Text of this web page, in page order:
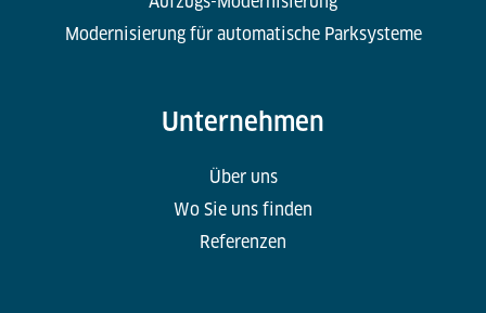
Modernisierung für automatische Parksysteme
Unternehmen
Über uns
Wo Sie uns finden
Referenzen